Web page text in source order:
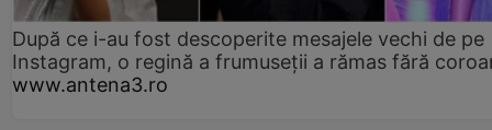
După ce i-au fost descoperite mesajele vechi de pe
Instagram, o regină a frumuseții a rămas fără
www.antena3.ro